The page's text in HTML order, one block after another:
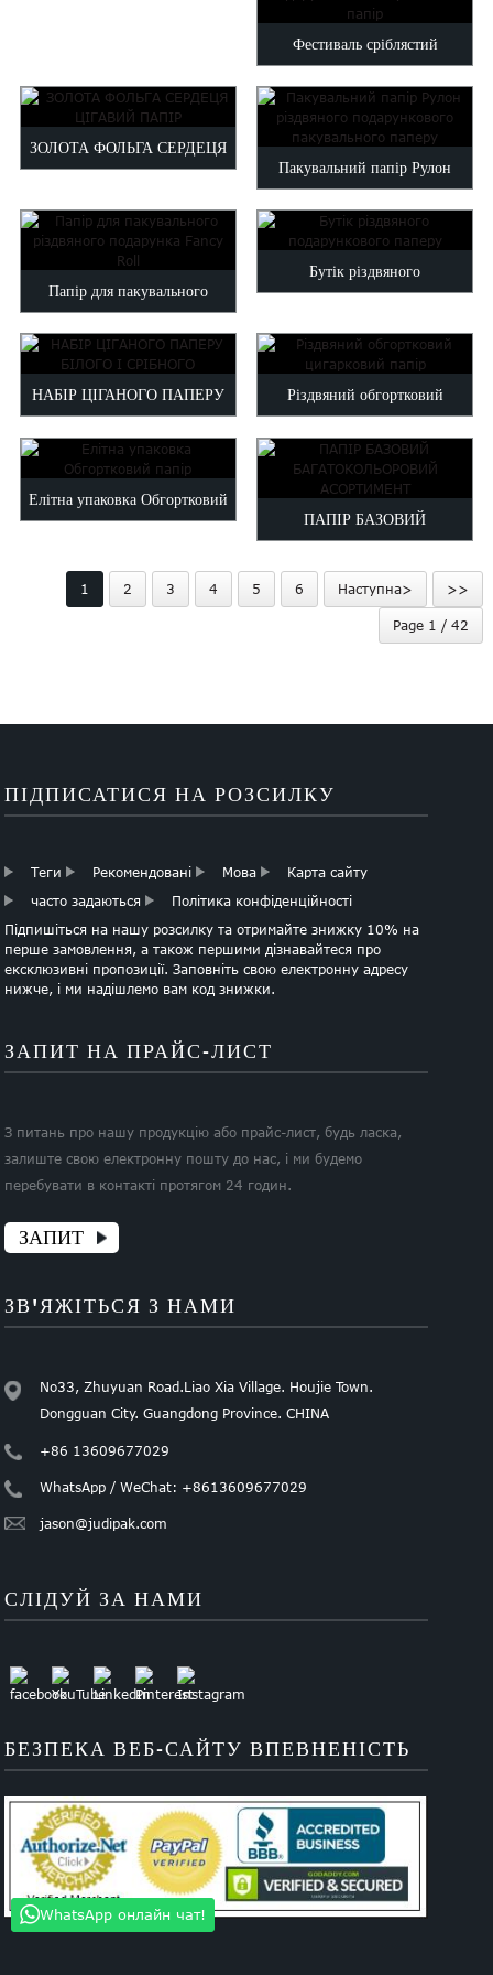
Sesotho
Vietnamese
Фестиваль сріблястий
індивідуальний логотип
друкований обгорт...
ЗОЛОТА ФОЛЬГА СЕРДЕЦЯ
Пакувальний папір Рулон
різдвяного подарункового
пакувального паперу
Папір для пакувального
різдвяного подарунка Fancy
Roll
Бутік різдвяного
НАБІР ЦІГАНОГО ПАПЕРУ
БІЛОГО І СРІБНОГО
Різдвяний обгортковий
цигарковий папір
Елітна упаковка Обгортковий
ПАПІР БАЗОВИЙ
АСОРТИМЕНТ
1 2 3 4 5 6 Наступна> >>
Page 1 / 42
ПІДПИСАТИСЯ НА РОЗСИЛКУ
Теги Рекомендовані Мова
Карта сайту
часто задаються
Політика конфіденційності
Підпишіться на нашу розсилку та отримайте знижку 10% на
перше замовлення, а також першими дізнавайтеся про
ексклюзивні пропозиції. Заповніть свою електронну адресу
нижче, і ми надішлемо вам код знижки.
ЗАПИТ НА ПРАЙС-ЛИСТ
З питань про нашу продукцію або прайс-лист, будь ласка,
залиште свою електронну пошту до нас, і ми будемо
перебувати в контакті протягом 24 годин.
ЗАПИТ
ЗВ'ЯЖІТЬСЯ З НАМИ
No33, Zhuyuan Road.Liao Xia Village. Houjie Town.
Dongguan City. Guangdong Province. CHINA
+86 13609677029
WhatsApp / WeChat: +8613609677029
jason@judipak.com
СЛІДУЙ ЗА НАМИ
БЕЗПЕКА ВЕБ-САЙТУ ВПЕВНЕНІСТЬ
WhatsApp онлайн чат!